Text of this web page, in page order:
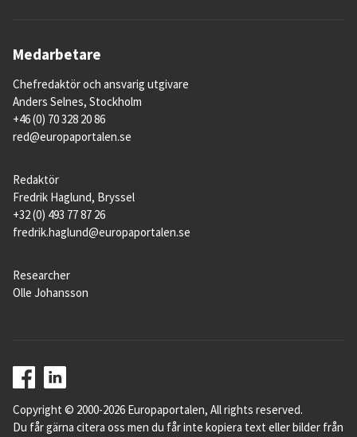
Medarbetare
Chefredaktör och ansvarig utgivare
Anders Selnes, Stockholm
+46 (0) 70 328 20 86
red@europaportalen.se
Redaktör
Fredrik Haglund, Bryssel
+32 (0) 493 77 87 26
fredrik.haglund@europaportalen.se
Researcher
Olle Johansson
Copyright © 2000-2026 Europaportalen, All rights reserved.
Du får gärna citera oss men du får inte kopiera text eller bilder från